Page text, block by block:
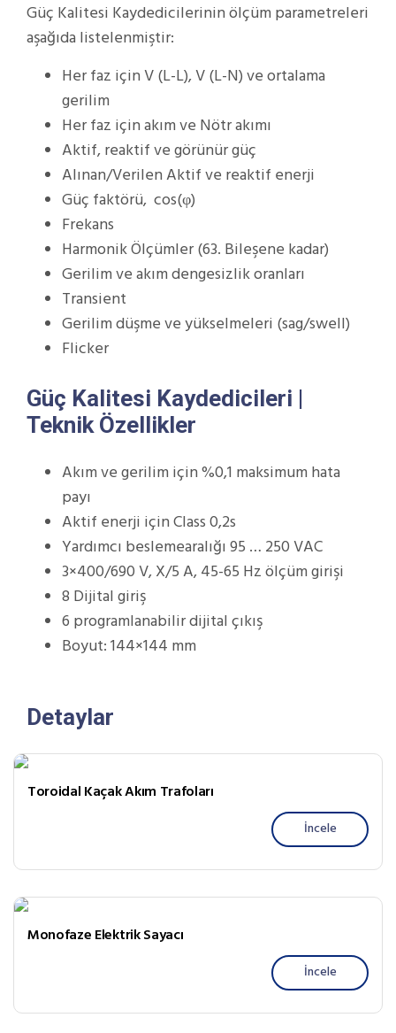
Güç Kalitesi Kaydedicilerinin ölçüm parametreleri
aşağıda listelenmiştir:
Her faz için V (L-L), V (L-N) ve ortalama
gerilim
Her faz için akım ve Nötr akımı
Aktif, reaktif ve görünür güç
Alınan/Verilen Aktif ve reaktif enerji
Güç faktörü, cos(φ)
Frekans
Harmonik Ölçümler (63. Bileşene kadar)
Gerilim ve akım dengesizlik oranları
Transient
Gerilim düşme ve yükselmeleri (sag/swell)
Flicker
Güç Kalitesi Kaydedicileri |
Teknik Özellikler
Akım ve gerilim için %0,1 maksimum hata
payı
Aktif enerji için Class 0,2s
Yardımcı beslemearalığı 95 … 250 VAC
3×400/690 V, X/5 A, 45-65 Hz ölçüm girişi
8 Dijital giriş
6 programlanabilir dijital çıkış
Boyut: 144×144 mm
Detaylar
Toroidal Kaçak Akım Trafoları
İncele
Monofaze Elektrik Sayacı
İncele